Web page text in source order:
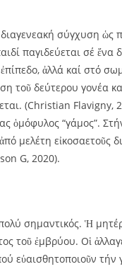
σύγχυση ὡς
παγιδεύεται σέ
ἀλλά καί στό
τοῦ δεύτερου γονέα
(Christian Flavigny,
ὁμόφυλος “γάμος”.
μελέτη εἰκοσαετοῦς
G, 2020).
σημαντικός. Ἡ
τοῦ ἐμβρύου. Οἱ
εὐαισθητοποιοῦν